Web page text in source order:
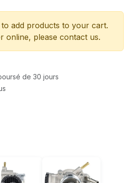
add products to your cart.
online, please contact us.
de 30 jours